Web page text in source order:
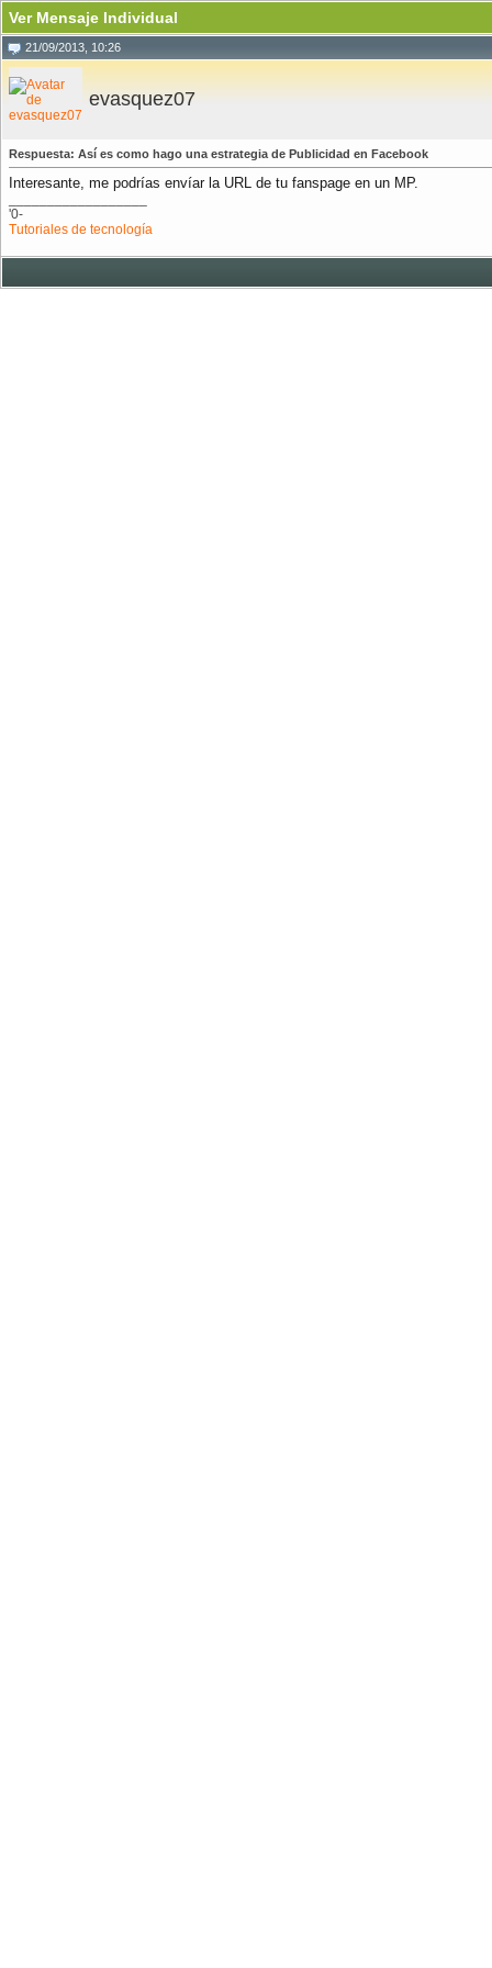
Ver Mensaje Individual
21/09/2013, 10:26
evasquez07
Respuesta: Así es como hago una estrategia de Publicidad en Facebook
Interesante, me podrías envíar la URL de tu fanspage en un MP.
'0-
Tutoriales de tecnología